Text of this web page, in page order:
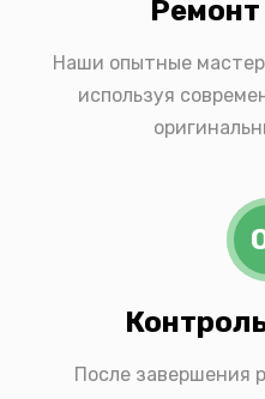
Ремонт
Наши опытные
используя
После завершения